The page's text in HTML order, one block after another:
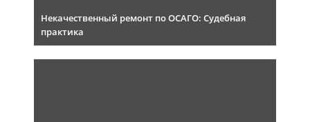
Некачественный ремонт по ОСАГО: Судебная
практика